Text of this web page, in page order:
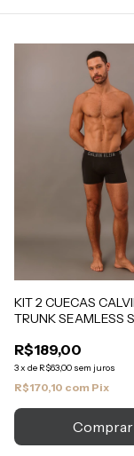
KIT 2 CUECAS
TRUNK SEAMLESS
R$189,00
3x de R$63,00 sem juros
R$170,10 com Pix
Comprar